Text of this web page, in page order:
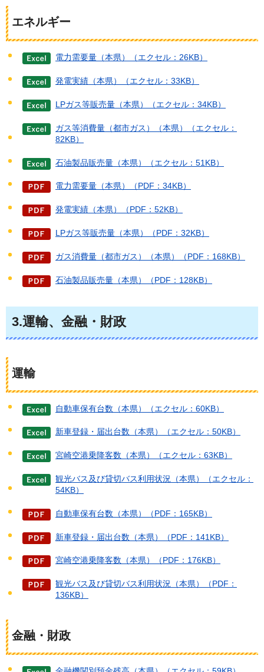
エネルギー
電力需要量（本県）（エクセル：26KB）
発電実績（本県）（エクセル：33KB）
LPガス等販売量（本県）（エクセル：34KB）
ガス等消費量（都市ガス）（本県）（エクセル：
82KB）
石油製品販売量（本県）（エクセル：51KB）
電力需要量（本県）（PDF：34KB）
発電実績（本県）（PDF：52KB）
LPガス等販売量（本県）（PDF：32KB）
ガス消費量（都市ガス）（本県）（PDF：168KB）
石油製品販売量（本県）（PDF：128KB）
3.運輸、金融・財政
運輸
自動車保有台数（本県）（エクセル：60KB）
新車登録・届出台数（本県）（エクセル：50KB）
宮崎空港乗降客数（本県）（エクセル：63KB）
観光バス及び貸切バス利用状況（本県）（エクセル：
54KB）
自動車保有台数（本県）（PDF：165KB）
新車登録・届出台数（本県）（PDF：141KB）
宮崎空港乗降客数（本県）（PDF：176KB）
観光バス及び貸切バス利用状況（本県）（PDF：
136KB）
金融・財政